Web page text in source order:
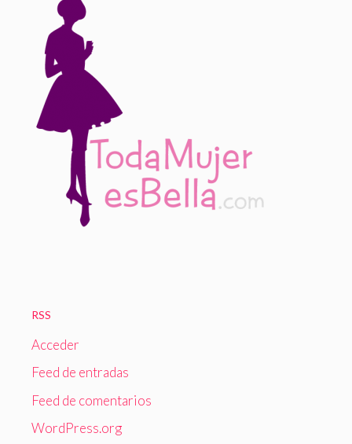
RSS
Acceder
Feed de entradas
Feed de comentarios
WordPress.org